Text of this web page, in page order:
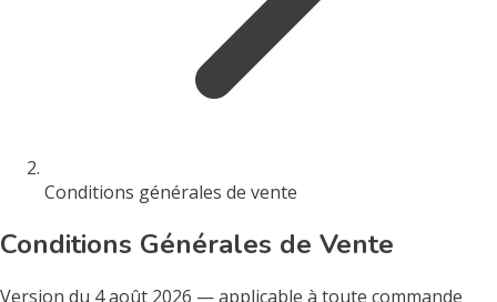
Conditions générales de vente
Conditions Générales de Vente
Version du 4 août 2026 — applicable à toute commande